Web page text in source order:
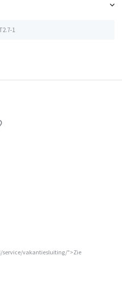
1
service/vakantiesluiting/">Zie